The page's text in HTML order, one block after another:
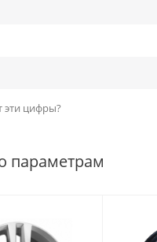
эти цифры?
параметрам